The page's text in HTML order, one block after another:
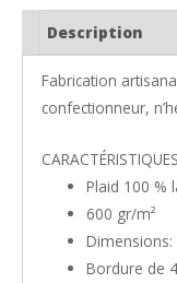
Description
Fabrication
confectionneur,
CARACTÉRISTIQUES
Plaid 100 %
600 gr/m²
Bordure de